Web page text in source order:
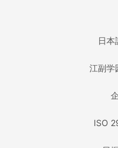
日本
江副学
ISO